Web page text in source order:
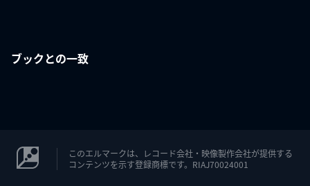
ブックとの一致
このエルマークは、レコード会社・映像製作会社が提供する
コンテンツを示す登録商標です。RIAJ70024001